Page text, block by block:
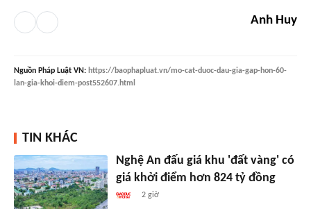
Anh Huy
Nguồn Pháp Luật VN: https://baophapluat.vn/mo-cat-duoc-dau-gia-gap-hon-60-
lan-gia-khoi-diem-post552607.html
TIN KHÁC
Nghệ An đấu giá khu 'đất vàng' có
giá khởi điểm hơn 824 tỷ đồng
2 giờ